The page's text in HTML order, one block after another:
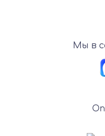
Мы в